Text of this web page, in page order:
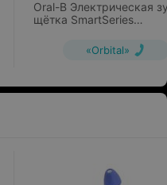
Oral-B Электрическая
щётка SmartSeries
(D21.525.3M)«Orbital»